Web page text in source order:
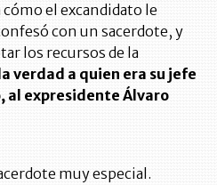
cómo el excandidato le
con un sacerdote, y
los recursos de la
verdad a quien era su jefe
al expresidente Álvaro
muy especial.